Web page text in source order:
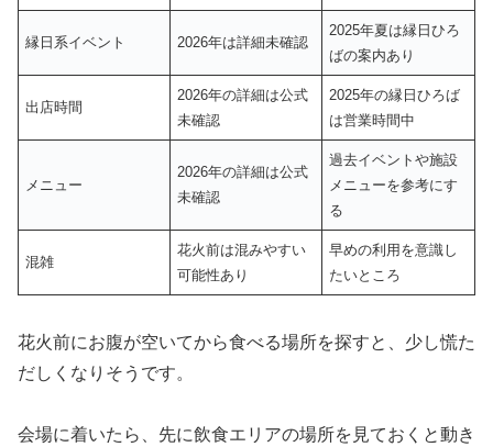
縁日系イベント 2026年は詳細未確認
2025年夏は縁日ひろ
ばの案内あり
出店時間
2026年の詳細は公式
未確認
2025年の縁日ひろば
は営業時間中
メニュー
2026年の詳細は公式
未確認
過去イベントや施設
メニューを参考にす
る
混雑
花火前は混みやすい
可能性あり
早めの利用を意識し
たいところ
花火前にお腹が空いてから食べる場所を探すと、少し慌た
だしくなりそうです。
会場に着いたら、先に飲食エリアの場所を見ておくと動き